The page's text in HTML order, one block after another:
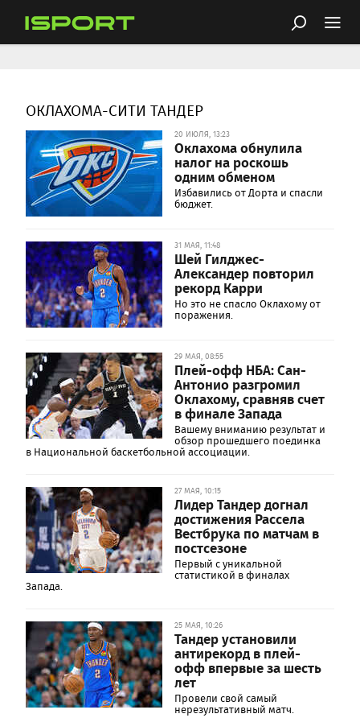
ОКЛАХОМА-СИТИ ТАНДЕР
20 ИЮЛЯ, 13:23
Оклахома обнулила
налог на роскошь
одним обменом
Избавились от Дорта и спасли
бюджет.
31 МАЯ, 11:48
Шей Гилджес-
Александер повторил
рекорд Карри
Но это не спасло Оклахому от
поражения.
29 МАЯ, 08:55
Плей-офф НБА: Сан-
Антонио разгромил
Оклахому, сравняв счет
в финале Запада
Вашему вниманию результат и
обзор прошедшего поединка
в Национальной баскетбольной ассоциации.
27 МАЯ, 10:15
Лидер Тандер догнал
достижения Рассела
Вестбрука по матчам в
постсезоне
Первый с уникальной
статистикой в финалах
Запада.
25 МАЯ, 10:26
Тандер установили
антирекорд в плей-
офф впервые за шесть
лет
Провели свой самый
нерезультативный матч.